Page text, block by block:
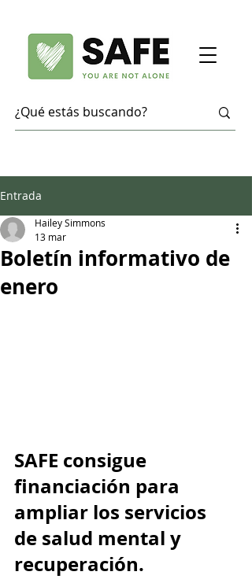
Entrada
Boletín informativo de
enero
Hailey Simmons
13 mar
SAFE consigue
financiación para
ampliar los servicios
de salud mental y
recuperación.